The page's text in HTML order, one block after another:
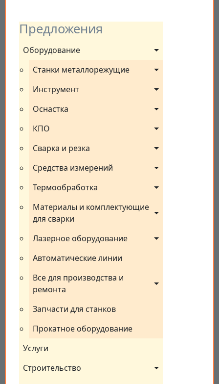
Предложения
Оборудование
Станки металлорежущие
Инструмент
Оснастка
КПО
Сварка и резка
Средства измерений
Термообработка
Материалы и комплектующие
для сварки
Лазерное оборудование
Автоматические линии
Все для производства и
ремонта
Запчасти для станков
Прокатное оборудование
Услуги
Строительство